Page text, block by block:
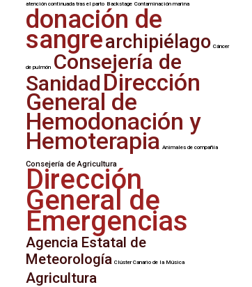
atención continuada tras el parto Backstage Contaminación marina
donación de
sangrearchipiélago Cáncer
de pulmón Consejería de
Sanidad Dirección
General de
Hemodonación y
Hemoterapia Animales de compañía
Consejería de Agricultura
Dirección
General de
Emergencias
Agencia Estatal de
Meteorología Clúster Canario de la Música
Agricultura